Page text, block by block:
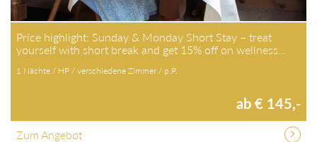
Price highlight: Sunday & Monday Short Stay – treat
yourself with short break and get 15% off on wellness…
1 Nächte / HP / verschiedene Zimmer / p.P.
ab € 145,-
Zum Angebot